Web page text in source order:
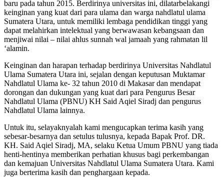
baru pada tahun 2015. Berdirinya universitas ini, dilatarbelakangi
keinginan yang kuat dari para ulama dan warga nahdlatul ulama
Sumatera Utara, untuk memiliki lembaga pendidikan tinggi yang
dapat melahirkan intelektual yang berwawasan kebangsaan dan
menjiwai nilai – nilai ahlus sunnah wal jamaah yang rahmatan lil
‘alamin.
Keinginan dan harapan terhadap berdirinya Universitas Nahdlatul
Ulama Sumatera Utara ini, sejalan dengan keputusan Muktamar
Nahdlatul Ulama ke- 32 tahun 2010 di Makasar dan mendapat
dorongan dan dukungan yang kuat dari para Pengurus Besar
Nahdlatul Ulama (PBNU) KH Said Aqiel Siradj dan pengurus
Nahdlatul Ulama lainnya.
Untuk itu, selayaknyalah kami mengucapkan terima kasih yang
sebesar-besarnya dan setulus tulusnya, kepada Bapak Prof. DR.
KH. Said Aqiel Siradj, MA, selaku Ketua Umum PBNU yang tiada
henti-hentinya memberikan perhatian khusus bagi perkembangan
dan kemajuan Universitas Nahdlatul Ulama Sumatera Utara. Kami
juga berterima kasih dan penghargaan kepada.